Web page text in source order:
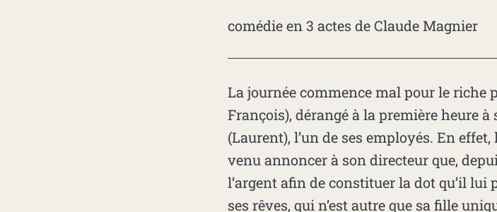
comédie en 3 actes de Claude Magnier
La journée commence mal pour le riche
François), dérangé à la première heure
(Laurent), l’un de ses employés. En
venu annoncer à son directeur que,
l’argent afin de constituer la dot qu’il lui
ses rêves, qui n’est autre que sa fille